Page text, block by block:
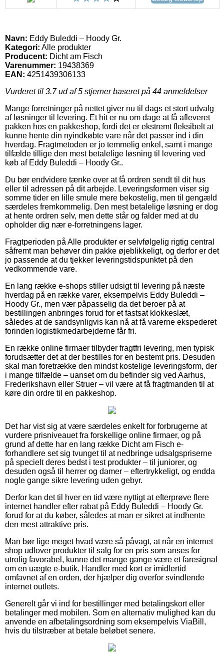
Navn: Eddy Buleddi – Hoody Gr.
Kategori: Alle produkter
Producent: Dicht am Fisch
Varenummer: 19438369
EAN: 4251439306133
Vurderet til 3.7ud af 5 stjerner baseret på 44 anmeldelser
Mange forretninger på nettet giver nu til dags et stort udvalg
af løsninger til levering. Et hit er nu om dage at få afleveret
pakken hos en pakkeshop, fordi det er ekstremt fleksibelt at
kunne hente din nyindkøbte vare når det passer ind i din
hverdag. Fragtmetoden er jo temmelig enkel, samt i mange
tilfælde tillige den mest betalelige løsning til levering ved
køb af Eddy Buleddi – Hoody Gr..
Du bør endvidere tænke over at få ordren sendt til dit hus
eller til adressen på dit arbejde. Leveringsformen viser sig
somme tider en lille smule mere bekostelig, men til gengæld
særdeles fremkommelig. Den mest betalelige løsning er dog
at hente ordren selv, men dette står og falder med at du
opholder dig nær e-forretningens lager.
Fragtperioden på Alle produkter er selvfølgelig rigtig central
såfremt man behøver din pakke øjeblikkeligt, og derfor er det
jo passende at du tjekker leveringstidspunktet på den
vedkommende vare.
En lang række e-shops stiller udsigt til levering på næste
hverdag på en række varer, eksempelvis Eddy Buleddi –
Hoody Gr., men vær påpasselig da det beroer på at
bestillingen anbringes forud for et fastsat klokkeslæt,
således at de sandsynligvis kan nå at få varerne ekspederet
forinden logistikmedarbejderne får fri.
En række online firmaer tilbyder fragtfri levering, men typisk
forudsætter det at der bestilles for en bestemt pris. Desuden
skal man foretrække den mindst kostelige leveringsform, der
i mange tilfælde – uanset om du befinder sig ved Aarhus,
Frederikshavn eller Struer – vil være at få fragtmanden til at
køre din ordre til en pakkeshop.
Det har vist sig at være særdeles enkelt for forbrugerne at
vurdere prisniveauet fra forskellige online firmaer, og på
grund af dette har en lang række Dicht am Fisch e-
forhandlere set sig tvunget til at nedbringe udsalgspriserne
på specielt deres bedst i test produkter – til juniorer, og
desuden også til herrer og damer – eftertrykkeligt, og endda
nogle gange sikre levering uden gebyr.
Derfor kan det til hver en tid være nyttigt at efterprøve flere
internet handler efter rabat på Eddy Buleddi – Hoody Gr.
forud for at du køber, således at man er sikret at indhente
den mest attraktive pris.
Man bør lige meget hvad være så påvagt, at når en internet
shop udlover produkter til salg for en pris som anses for
utrolig favorabel, kunne det mange gange være et faresignal
om en uægte e-butik. Handler med kort er imidlertid
omfavnet af en orden, der hjælper dig overfor svindlende
internet outlets.
Generelt går vi ind for bestillinger med betalingskort eller
betalinger med mobilen. Som en alternativ mulighed kan du
anvende en afbetalingsordning som eksempelvis ViaBill,
hvis du tilstræber at betale beløbet senere.